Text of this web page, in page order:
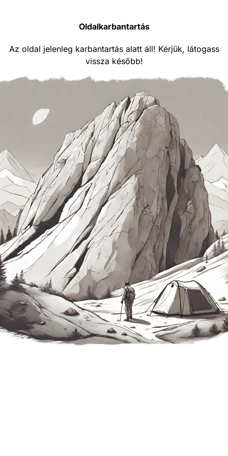
Oldalkarbantartás
Az oldal jelenleg karbantartás alatt áll! Kérjük, látogass
vissza később!